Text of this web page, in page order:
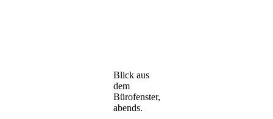
Blick aus
dem
Bürofenster,
abends.